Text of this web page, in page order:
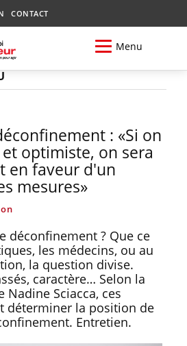
CONTACT
Menu
: «Si on
optimiste, on sera
en faveur d'un
mesures»
déconfinement ? Que ce
les médecins, ou au
la question divise.
caractère… Selon la
Nadine Sciacca, ces
déterminer la position de
Entretien.